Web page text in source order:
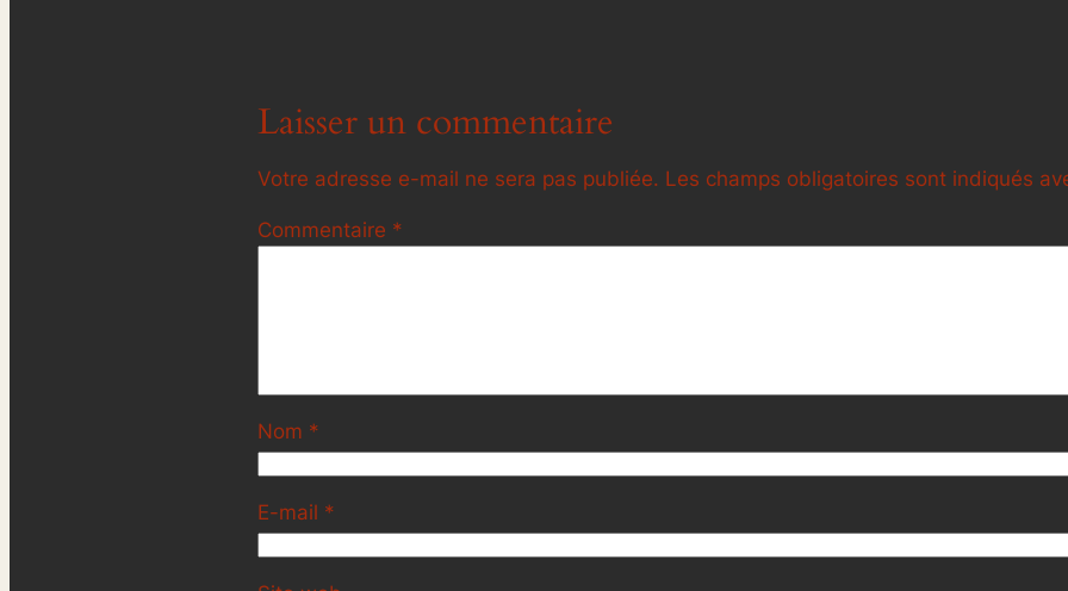
Laisser un commentaire
Votre adresse e-mail ne sera pas publiée. Les champs obligatoires sont indiqués
Commentaire *
Nom *
E-mail *